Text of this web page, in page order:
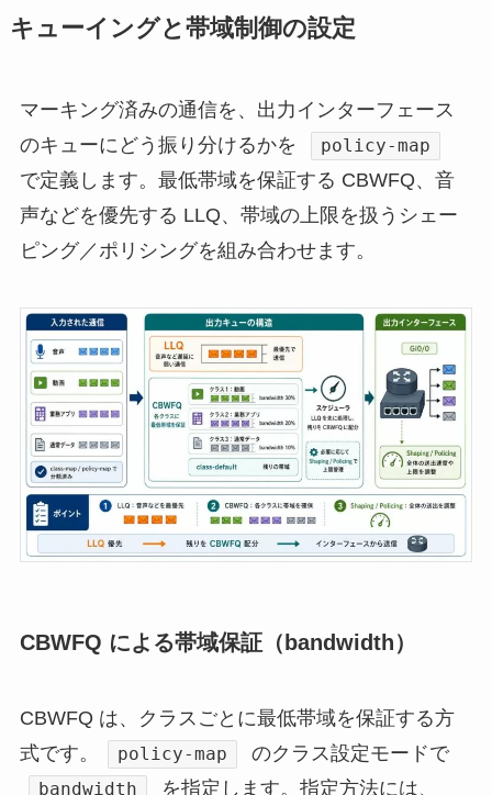
キューイングと帯域制御の設定
マーキング済みの通信を、出力インターフェース
のキューにどう振り分けるかを
policy-map
で定義します。最低帯域を保証する CBWFQ、音
声などを優先する LLQ、帯域の上限を扱うシェー
ピング／ポリシングを組み合わせます。
CBWFQ による帯域保証（bandwidth）
CBWFQ は、クラスごとに最低帯域を保証する方
式です。
policy-map のクラス設定モードで
bandwidth を指定します。指定方法には、